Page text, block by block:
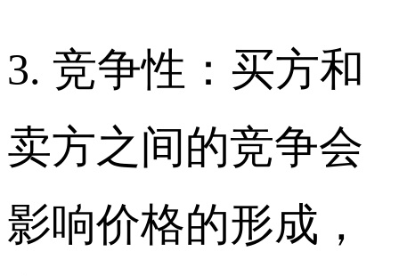
3. 竞争性：买方和
卖方之间的竞争会
影响价格的形成，